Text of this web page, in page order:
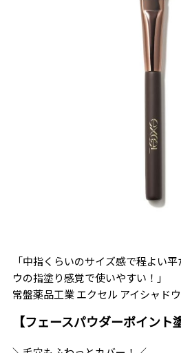
「中指くらいのサイズ感で程よい
ウの指塗り感覚で使いやすい！」
常盤薬品工業 エクセル アイシャド
【フェースパウダーポイント